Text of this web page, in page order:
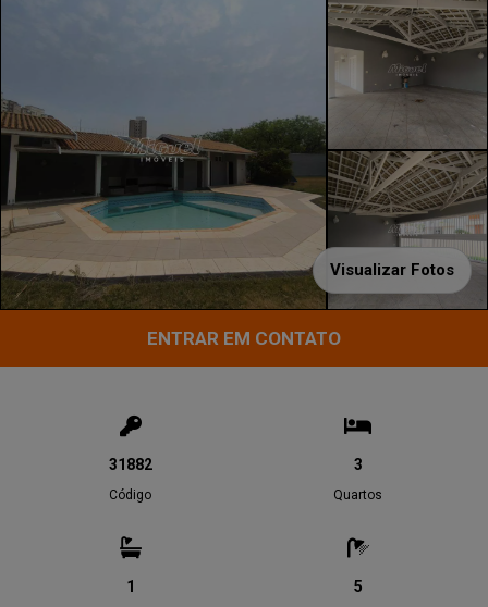
Visualizar Fotos
ENTRAR EM CONTATO
31882
Código
3
Quartos
1 5